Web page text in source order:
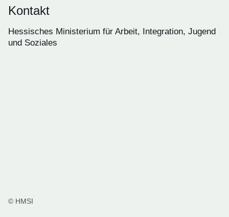
Kontakt
Hessisches Ministerium für Arbeit, Integration, Jugend
und Soziales
© HMSI